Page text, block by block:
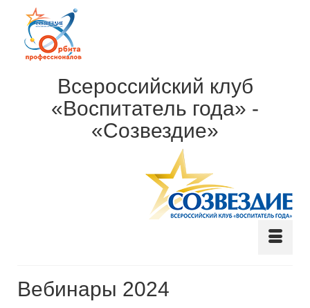
Всероссийский клуб
«Воспитатель года» -
«Созвездие»
Вебинары 2024